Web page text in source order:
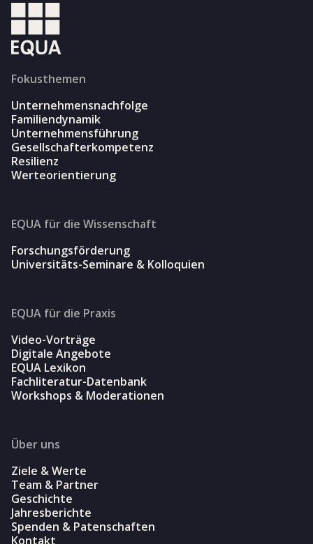
Fokusthemen
Unternehmensnachfolge
Familiendynamik
Unternehmensführung
Gesellschafterkompetenz
Resilienz
Werteorientierung
EQUA für die Wissenschaft
Forschungsförderung
Universitäts-Seminare & Kolloquien
EQUA für die Praxis
Video-Vorträge
Digitale Angebote
EQUA Lexikon
Fachliteratur-Datenbank
Workshops & Moderationen
Über uns
Ziele & Werte
Team & Partner
Geschichte
Jahresberichte
Spenden & Patenschaften
Kontakt